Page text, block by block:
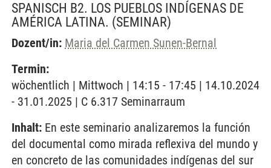
SPANISCH B2. LOS PUEBLOS INDÍGENAS DE
AMÉRICA LATINA. (SEMINAR)
Dozent/in: Maria del Carmen Sunen-Bernal
Termin:
wöchentlich | Mittwoch | 14:15 - 17:45 | 14.10.2024
- 31.01.2025 | C 6.317 Seminarraum
Inhalt: En este seminario analizaremos la función
del documental como mirada reflexiva del mundo y
en concreto de las comunidades indígenas del sur